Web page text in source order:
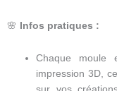
🌸 Infos pratiques :
Chaque moule
impression 3D,